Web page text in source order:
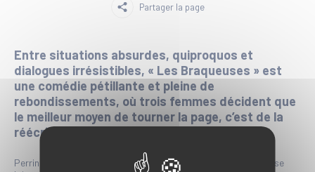
Partager la page
Entre situations absurdes, quiproquos et
dialogues irrésistibles, « Les Braqueuses » est
une comédie pétillante et pleine de
rebondissements, où trois femmes décident que
le meilleur moyen de tourner la page, c’est de la
réécrire…
Perrine, fraîchement larguée par son mari bijoutier, refuse de se